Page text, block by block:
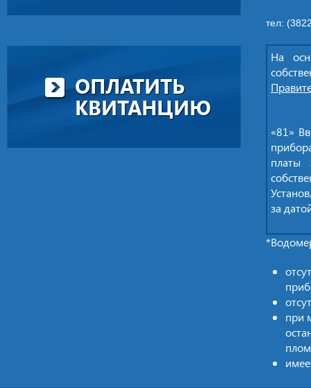
ОПЛАТИТЬ
КВИТАНЦИЮ
тел:
На
«81»
платы
за
при